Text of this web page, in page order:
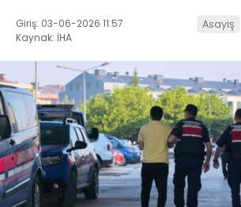
Giriş: 03-06-2026 11:57
Kaynak: İHA
Asayiş